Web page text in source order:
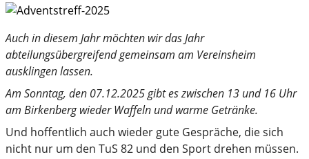
Auch in diesem Jahr möchten wir das Jahr
abteilungsübergreifend gemeinsam am Vereinsheim
ausklingen lassen.
Am Sonntag, den 07.12.2025 gibt es zwischen 13 und 16 Uhr
am Birkenberg wieder Waffeln und warme Getränke.
Und hoffentlich auch wieder gute Gespräche, die sich
nicht nur um den TuS 82 und den Sport drehen müssen.